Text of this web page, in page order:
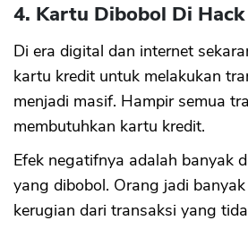
4. Kartu Dibobol Di Hack
Di era digital dan internet
kartu kredit untuk melakukan
menjadi masif. Hampir semua
membutuhkan kartu kredit.
Efek negatifnya adalah banyak
yang dibobol. Orang jadi
kerugian dari transaksi yang